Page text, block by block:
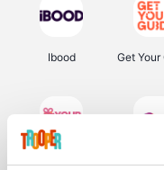
Ibood Get Your